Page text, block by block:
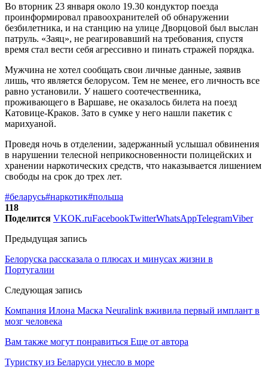
Во вторник 23 января около 19.30 кондуктор поезда
проинформировал правоохранителей об обнаружении
безбилетника, и на станцию на улице Дворцовой был выслан
патруль. «Заяц», не реагировавший на требования, спустя
время стал вести себя агрессивно и пинать стражей порядка.
Мужчина не хотел сообщать свои личные данные, заявив
лишь, что является белорусом. Тем не менее, его личность все
равно установили. У нашего соотечественника,
проживающего в Варшаве, не оказалось билета на поезд
Катовице-Краков. Зато в сумке у него нашли пакетик с
марихуаной.
Проведя ночь в отделении, задержанный услышал обвинения
в нарушении телесной неприкосновенности полицейских и
хранении наркотических средств, что наказывается лишением
свободы на срок до трех лет.
#беларусь#наркотик#польша
118
Поделится VKOK.ruFacebookTwitterWhatsAppTelegramViber
Предыдущая запись
Белоруска рассказала о плюсах и минусах жизни в
Португалии
Следующая запись
Компания Илона Маска Neuralink вживила первый имплант в
мозг человека
Вам также могут понравиться Еще от автора
Туристку из Беларуси унесло в море